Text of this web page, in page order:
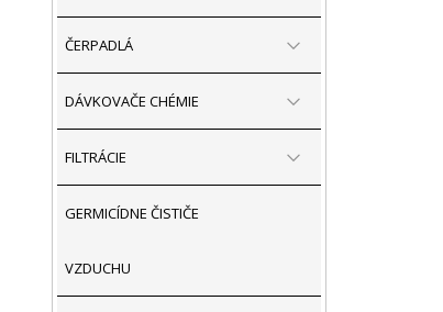
ČERPADLÁ
DÁVKOVAČE CHÉMIE
FILTRÁCIE
GERMICÍDNE ČISTIČE
VZDUCHU